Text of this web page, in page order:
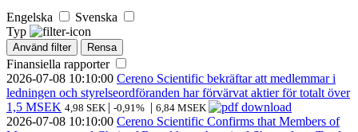
Engelska
Svenska
Typ
Använd filter Rensa
Finansiella rapporter
2026-07-08 10:10:00 Cereno Scientific bekräftar att medlemmar i
ledningen och styrelseordföranden har förvärvat aktier för totalt över
1,5 MSEK 4,98 SEK | -0,91% | 6,84 MSEK
2026-07-08 10:10:00 Cereno Scientific Confirms that Members of